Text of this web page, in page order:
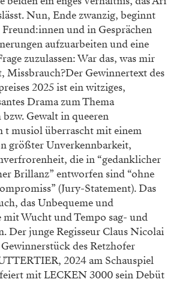
Nun, Ende zwanzig, beginnt
und in Gesprächen
aufzuarbeiten und eine
zuzulassen: War das, was mir
Missbrauch?Der Gewinnertext des
2025 ist ein witziges,
Drama zum Thema
Gewalt in queeren
t musiol überrascht mit einem
größter Unverkennbarkeit,
die in “gedanklicher
Brillanz” entworfen sind “ohne
(Jury-Statement). Das
das Unbequeme und
Wucht und Tempo sag- und
Der junge Regisseur Claus Nicolai
des Retzhofer
2024 am Schauspiel
mit LECKEN 3000 sein Debüt